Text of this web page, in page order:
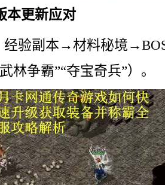
本更新应对
经验副本→材料秘境
林争霸”“夺宝奇兵”）。